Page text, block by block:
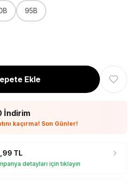
95B
Ekle
İndirim
kaçırma! Son Günler!
TL
detayları için tıklayın